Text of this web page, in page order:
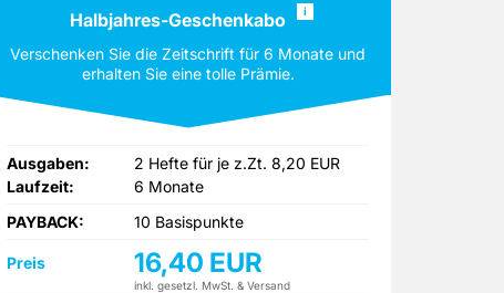
Halbjahres-Geschenkabo i
Verschenken Sie die Zeitschrift für 6 Monate und
erhalten Sie eine tolle Prämie.
Ausgaben:
2 Hefte für je z.Zt. 8,20 EUR
Laufzeit:
6 Monate
PAYBACK:
10 Basispunkte
Preis 16,40 EUR
inkl. gesetzl. MwSt. & Versand